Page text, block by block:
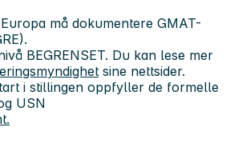
må dokumentere GMAT-
BEGRENSET. Du kan lese mer
sine nettsider.
i stillingen oppfyller de formelle
USN